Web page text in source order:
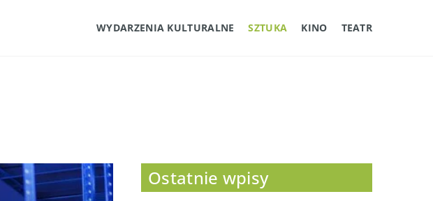
WYDARZENIA KULTURALNE SZTUKA KINO TEATR
Ostatnie wpisy